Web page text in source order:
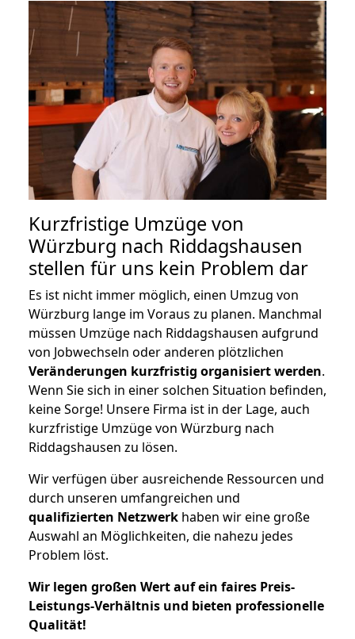
Kurzfristige Umzüge von
Würzburg nach Riddagshausen
stellen für uns kein Problem dar
Es ist nicht immer möglich, einen Umzug von
Würzburg lange im Voraus zu planen. Manchmal
müssen Umzüge nach Riddagshausen aufgrund
von Jobwechseln oder anderen plötzlichen
Veränderungen kurzfristig organisiert werden.
Wenn Sie sich in einer solchen Situation befinden,
keine Sorge! Unsere Firma ist in der Lage, auch
kurzfristige Umzüge von Würzburg nach
Riddagshausen zu lösen.
Wir verfügen über ausreichende Ressourcen und
durch unseren umfangreichen und
qualifizierten Netzwerk haben wir eine große
Auswahl an Möglichkeiten, die nahezu jedes
Problem löst.
Wir legen großen Wert auf ein faires Preis-
Leistungs-Verhältnis und bieten professionelle
Qualität!